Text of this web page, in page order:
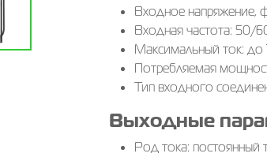
Входное напряжение,
Входная частота: 50/
Максимальный ток: до
Потребляемая
Тип входного
Выходные
Род тока: постоянный